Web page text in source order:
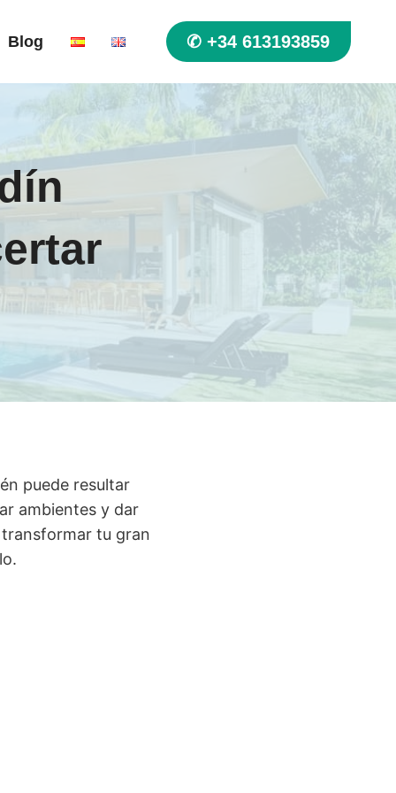
Blog ✆ +34 613193859
puede resultar
ambientes y dar
tu gran